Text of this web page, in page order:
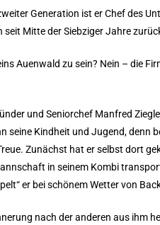
Generation ist er Chef des
Mitte der Siebziger Jahre
Auenwald zu sein? Nein – die
und Seniorchef Manfred
Kindheit und Jugend, denn
Zunächst hat er selbst dort
in seinem Kombi
er bei schönem Wetter von
nach der anderen aus ihm